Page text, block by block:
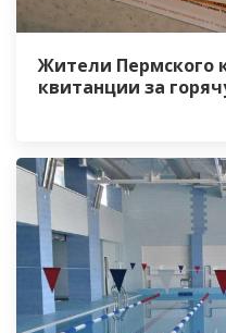
Жители Пермского
квитанции за